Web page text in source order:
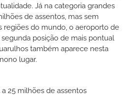
Já na categoria grandes
de assentos, mas sem
regiões do mundo, o aeroporto de
posição de mais pontual
também aparece nesta
lugar.
25 milhões de assentos